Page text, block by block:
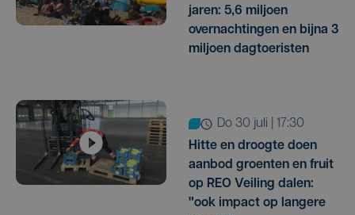
jaren: 5,6 miljoen
overnachtingen en bijna 3
miljoen dagtoeristen
do 30 juli | 17:30
Hitte en droogte doen
aanbod groenten en fruit
op REO Veiling dalen:
"ook impact op langere